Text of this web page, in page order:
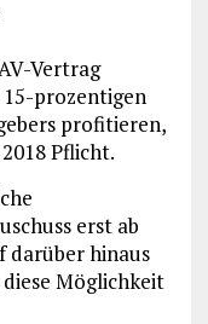
Vertrag
prozentigen
profitieren,
Pflicht.
erst ab
darüber hinaus
Möglichkeit